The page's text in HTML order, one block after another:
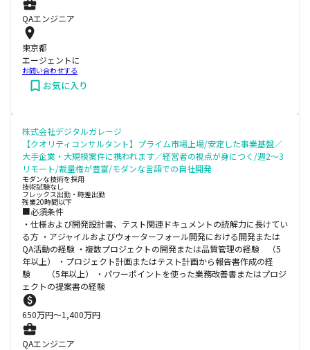
QAエンジニア
東京都
エージェントに
お問い合わせする
お気に入り
株式会社デジタルガレージ
【クオリティコンサルタント】プライム市場上場/安定した事業基盤／
大手企業・大規模案件に携われます／経営者の視点が身につく/週2～3
リモート/裁量権が豊富/モダンな言語での自社開発
モダンな技術を採用
技術試験なし
フレックス出勤・時差出勤
残業20時間以下
■必須条件
・仕様および開発設計書、テスト関連ドキュメントの読解力に長けてい
る方 ・アジャイルおよびウォーターフォール開発における開発または
QA活動の経験 ・複数プロジェクトの開発または品質管理の経験 （5
年以上） ・プロジェクト計画またはテスト計画から報告書作成の経
験 （5年以上） ・パワーポイントを使った業務改善書またはプロジ
ェクトの提案書の経験
650万円〜1,400万円
QAエンジニア